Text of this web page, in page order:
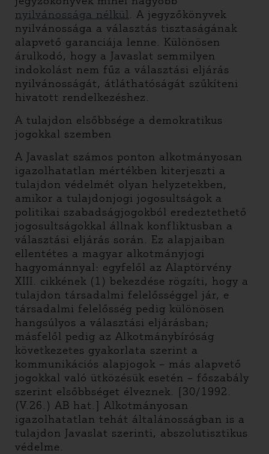
nyilvánossága nélkül. A jegyzőkönyvek
nyilvánossága a választás tisztaságának
alapvető garanciája lenne. Különösen
árulkodó, hogy a Javaslat semmilyen
indokolást nem fűz a választási eljárás
nyilvánosságát, átláthatóságát szűkíteni
hivatott rendelkezéshez.
A tulajdon elsőbbsége a demokratikus
jogokkal szemben
A Javaslat számos ponton alkotmányosan
igazolhatatlan mértékben kiterjeszti a
tulajdon védelmét olyan helyzetekben,
amikor a tulajdonjogi jogosultságok a
politikai szabadságjogokból eredeztethető
jogosultságokkal állnak konfliktusban a
választási eljárás során. Ez alapjaiban
ellentétes a magyar alkotmányjogi
hagyománnyal: egyfelől az Alaptörvény
XIII. cikkének (1) bekezdése rögzíti, hogy a
tulajdon társadalmi felelősséggel jár, e
társadalmi felelősség pedig különösen
hangsúlyos a választási eljárásban;
másfelől pedig az Alkotmánybíróság
következetes gyakorlata szerint a
kommunikációs alapjogok – más alapvető
jogokkal való ütközésük esetén – főszabály
szerint elsőbbséget élveznek. [30/1992.
(V.26.) AB hat.] Alkotmányosan
igazolhatatlan tehát általánosságban is a
tulajdon Javaslat szerinti, abszolutisztikus
védelme.